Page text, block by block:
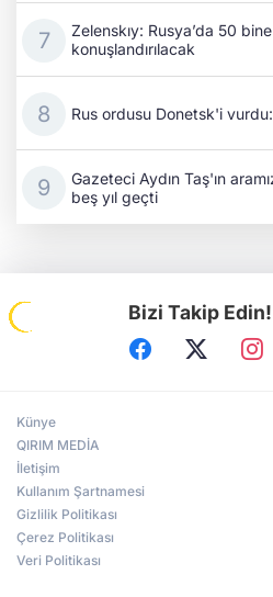
Zelenskıy: Rusya’da 50
konuşlandırılacak
Rus ordusu Donetsk'i
Gazeteci Aydın Taş'ın
beş yıl geçti
Bizi Takip Edin!
Künye
QIRIM MEDİA
İletişim
Kullanım Şartnamesi
Gizlilik Politikası
Çerez Politikası
Veri Politikası